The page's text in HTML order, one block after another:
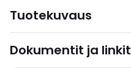
Tuotekuvaus
Dokumentit ja linkit